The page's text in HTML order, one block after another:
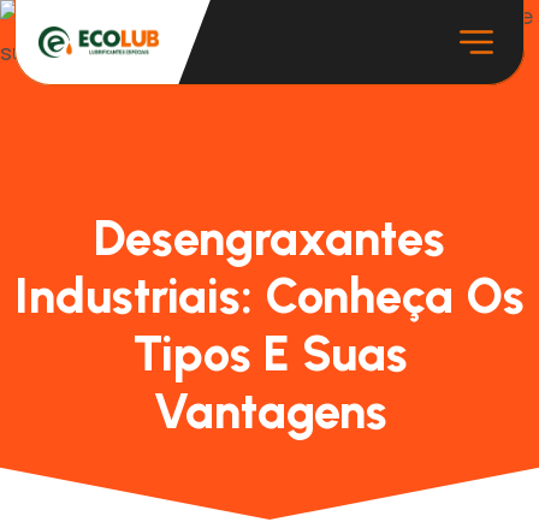
Desengraxantes
Industriais: Conheça Os
Tipos E Suas
Vantagens